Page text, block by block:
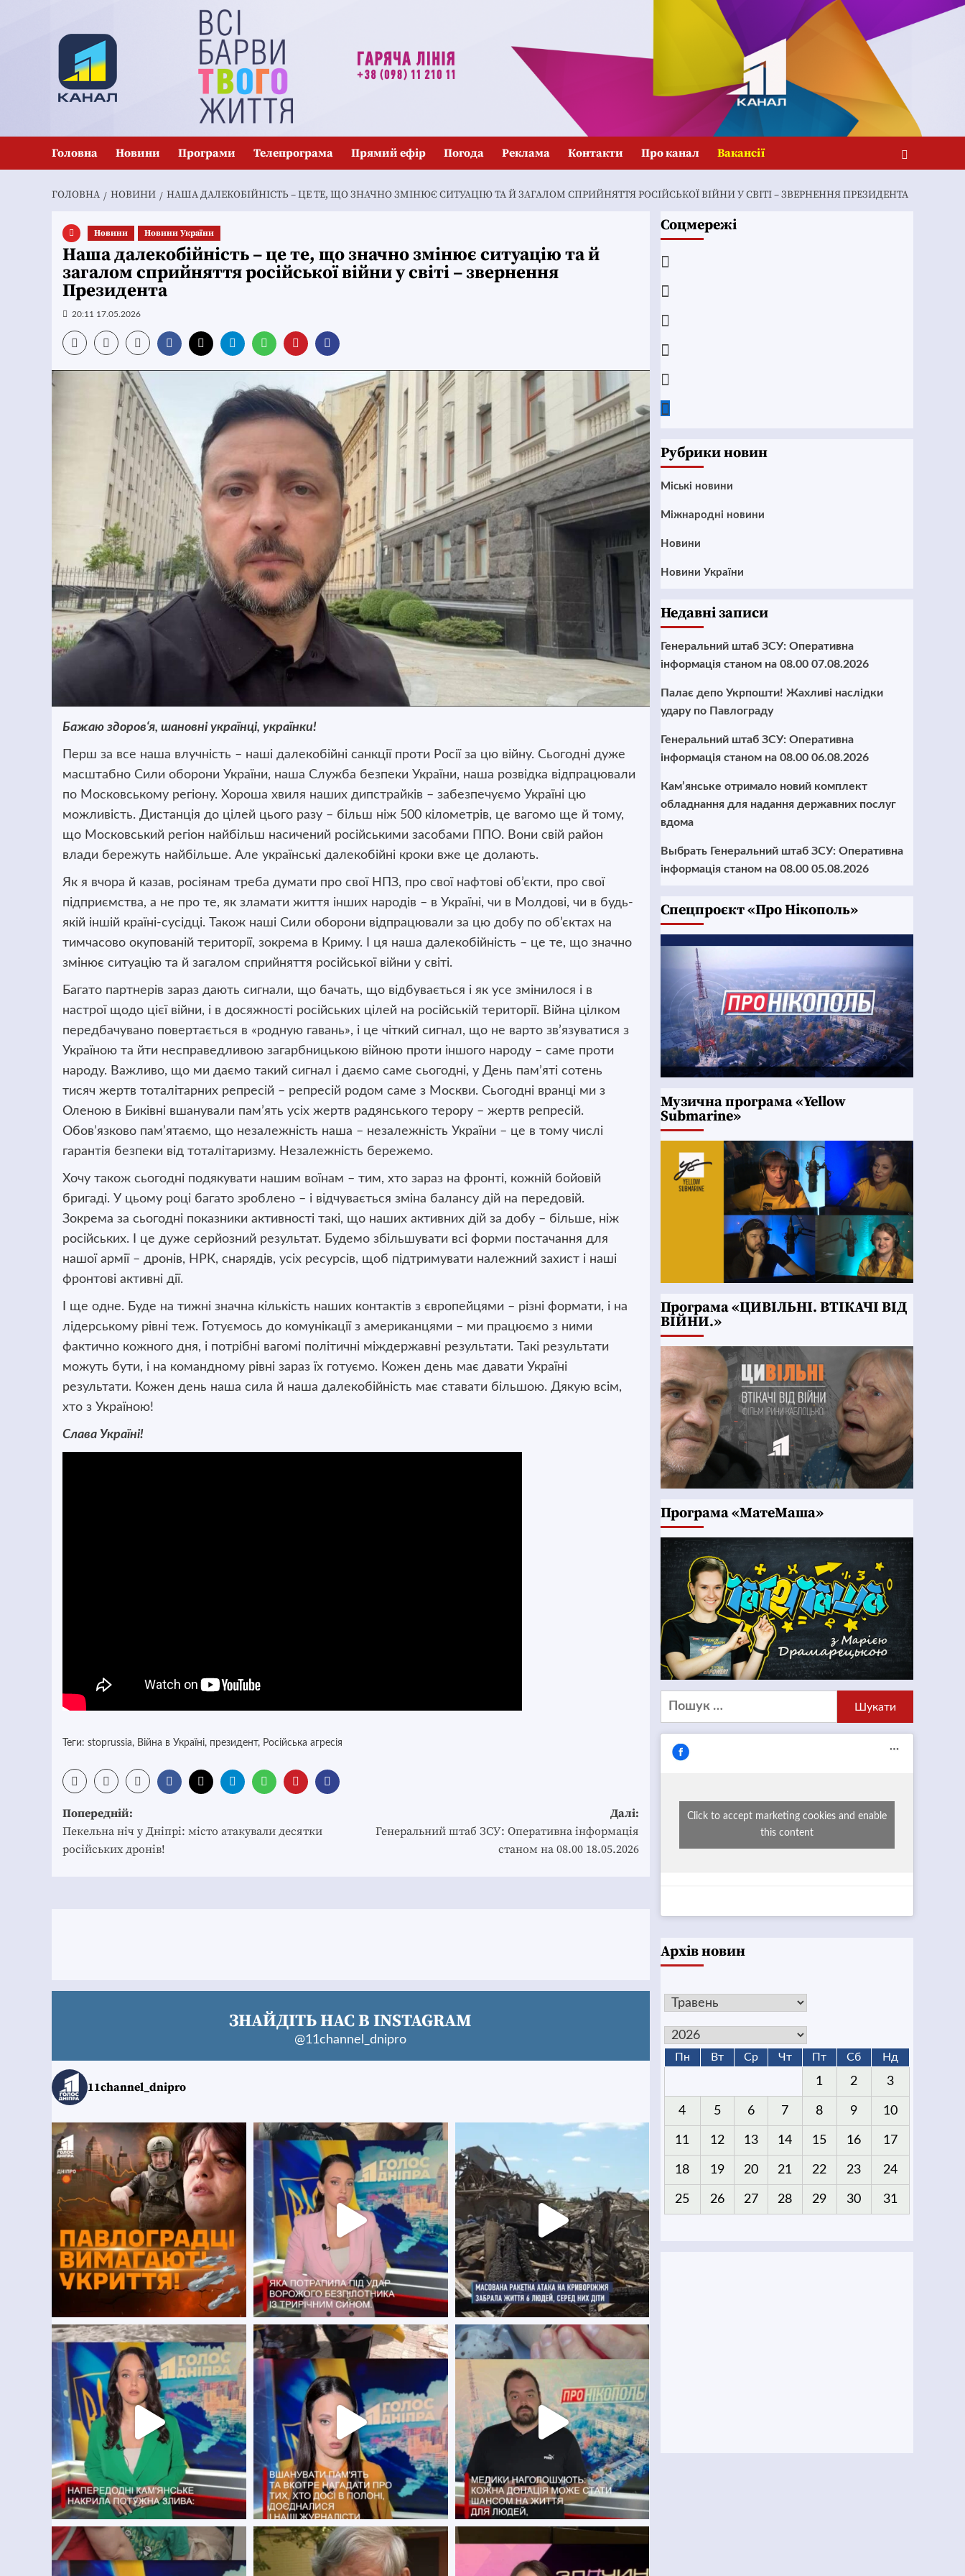
Головна Новини Програми Телепрограма Прямий ефір Погода Реклама Контакти Про канал Вакансії
ГОЛОВНА НОВИНИ НАША ДАЛЕКОБІЙНІСТЬ – ЦЕ ТЕ, ЩО ЗНАЧНО ЗМІНЮЄ СИТУАЦІЮ ТА Й ЗАГАЛОМ СПРИЙНЯТТЯ РОСІЙСЬКОЇ ВІЙНИ У СВІТІ – ЗВЕРНЕННЯ ПРЕЗИДЕНТА
Новини Новини України
Наша далекобійність – це те, що значно змінює ситуацію та й
загалом сприйняття російської війни у світі – звернення
Президента
20:11 17.05.2026
Бажаю здоров‘я, шановні українці, українки!
Перш за все наша влучність – наші далекобійні санкції проти Росії за цю війну. Сьогодні дуже
масштабно Сили оборони України, наша Служба безпеки України, наша розвідка відпрацювали
по Московському регіону. Хороша хвиля наших дипстрайків – забезпечуємо Україні цю
можливість. Дистанція до цілей цього разу – більш ніж 500 кілометрів, це вагомо ще й тому,
що Московський регіон найбільш насичений російськими засобами ППО. Вони свій район
влади бережуть найбільше. Але українські далекобійні кроки вже це долають.
Як я вчора й казав, росіянам треба думати про свої НПЗ, про свої нафтові об’єкти, про свої
підприємства, а не про те, як зламати життя інших народів – в Україні, чи в Молдові, чи в будь-
якій іншій країні-сусідці. Також наші Сили оборони відпрацювали за цю добу по об’єктах на
тимчасово окупованій території, зокрема в Криму. І ця наша далекобійність – це те, що значно
змінює ситуацію та й загалом сприйняття російської війни у світі.
Багато партнерів зараз дають сигнали, що бачать, що відбувається і як усе змінилося і в
настрої щодо цієї війни, і в досяжності російських цілей на російській території. Війна цілком
передбачувано повертається в «родную гавань», і це чіткий сигнал, що не варто зв’язуватися з
Україною та йти несправедливою загарбницькою війною проти іншого народу – саме проти
народу. Важливо, що ми даємо такий сигнал і даємо саме сьогодні, у День памʼяті сотень
тисяч жертв тоталітарних репресій – репресій родом саме з Москви. Сьогодні вранці ми з
Оленою в Биківні вшанували пам’ять усіх жертв радянського терору – жертв репресій.
Обов’язково пам’ятаємо, що незалежність наша – незалежність України – це в тому числі
гарантія безпеки від тоталітаризму. Незалежність бережемо.
Хочу також сьогодні подякувати нашим воїнам – тим, хто зараз на фронті, кожній бойовій
бригаді. У цьому році багато зроблено – і відчувається зміна балансу дій на передовій.
Зокрема за сьогодні показники активності такі, що наших активних дій за добу – більше, ніж
російських. І це дуже серйозний результат. Будемо збільшувати всі форми постачання для
нашої армії – дронів, НРК, снарядів, усіх ресурсів, щоб підтримувати належний захист і наші
фронтові активні дії.
І ще одне. Буде на тижні значна кількість наших контактів з європейцями – різні формати, і на
лідерському рівні теж. Готуємось до комунікації з американцями – ми працюємо з ними
фактично кожного дня, і потрібні вагомі політичні міждержавні результати. Такі результати
можуть бути, і на командному рівні зараз їх готуємо. Кожен день має давати Україні
результати. Кожен день наша сила й наша далекобійність має ставати більшою. Дякую всім,
хто з Україною!
Слава Україні!
Теги: stoprussia, Війна в Україні, президент, Російська агресія
Post
navigation
Попередній:
Пекельна ніч у Дніпрі: місто атакували десятки
російських дронів!
Далі:
Генеральний штаб ЗСУ: Оперативна інформація
станом на 08.00 18.05.2026
ЗНАЙДІТЬ НАС В INSTAGRAM
@11channel_dnipro
11channel_dnipro
Соцмережі
Рубрики новин
Mіські новини
Міжнародні новини
Новини
Новини України
Недавні записи
Генеральний штаб ЗСУ: Оперативна
інформація станом на 08.00 07.08.2026
Палає депо Укрпошти! Жахливі наслідки
удару по Павлограду
Генеральний штаб ЗСУ: Оперативна
інформація станом на 08.00 06.08.2026
Кам’янське отримало новий комплект
обладнання для надання державних послуг
вдома
Выбрать Генеральний штаб ЗСУ: Оперативна
інформація станом на 08.00 05.08.2026
Cпецпроєкт «Про Нікополь»
Музична програма «Yellow
Submarine»
Програма «ЦИВІЛЬНІ. ВТІКАЧІ ВІД
ВІЙНИ.»
Програма «МатеМаша»
Пошук:
Click to accept marketing cookies and enable
this content
Архів новин
Пн Вт Ср Чт Пт Сб Нд
1 2 3
4 5 6 7 8 9 10
11 12 13 14 15 16 17
18 19 20 21 22 23 24
25 26 27 28 29 30 31